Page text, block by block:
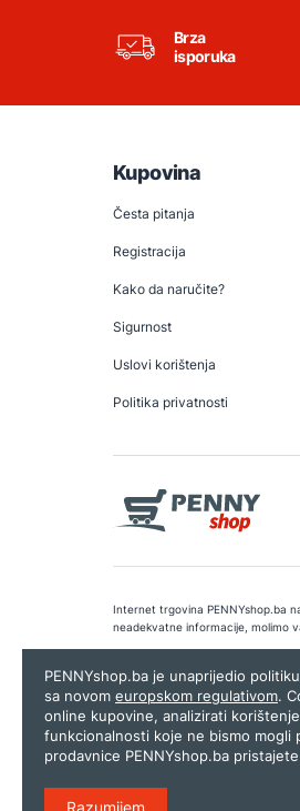
Brza
isporuka
Kupovina
Česta pitanja
Registracija
Kako da naručite?
Sigurnost
Uslovi korištenja
Politika privatnosti
Internet trgovina PENNYshop.ba
neadekvatne informacije, molimo
Copyright © 2026.Penny plus
PENNYshop.ba je unaprijedio
sa novom europskom regulativom.
online kupovine, analizirati
funkcionalnosti koje ne bismo mogli
prodavnice PENNYshop.ba
Razumijem